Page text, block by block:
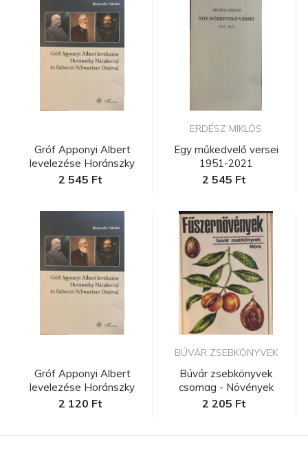
Gróf Apponyi Albert
levelezése Horánszky
Nándorra...
2 545 Ft
Gróf Apponyi Albert
levelezése Horánszky
Nándorra...
2 120 Ft
ERDÉSZ MIKLÓS
Egy műkedvelő versei
1951-2021
2 545 Ft
BÚVÁR ZSEBKÖNYVEK
Búvár zsebkönyvek
csomag - Növények
2 205 Ft